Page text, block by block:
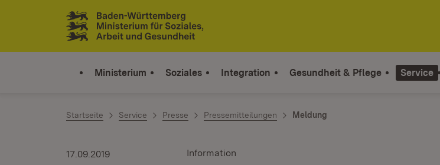
Zum Inhalt springen
Link zur Startseite
Ministerium Soziales Integration Gesundheit & Pflege Service
Startseite Service Presse Pressemitteilungen Meldung
Information
17.09.2019